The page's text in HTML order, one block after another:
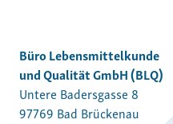
Büro Lebensmittelkunde
und Qualität GmbH (BLQ)
Untere Badersgasse 8
97769 Bad Brückenau